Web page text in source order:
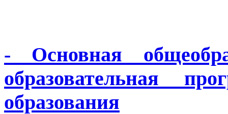
- Основная
образовательная
образования